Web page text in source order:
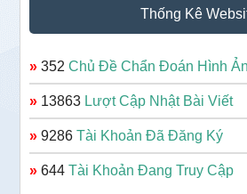
Thống Kê
» 352Chủ Đề Chẩn Đoán Hình
» 13863 Lượt Cập Nhật Bài Viết
» 9286Tài Khoản Đã Đăng Ký
» 644Tài Khoản Đang Truy Cập